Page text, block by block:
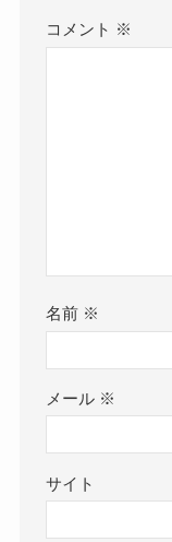
コメント ※
名前 ※
メール ※
サイト